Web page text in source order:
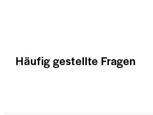
Häufig gestellte Fragen